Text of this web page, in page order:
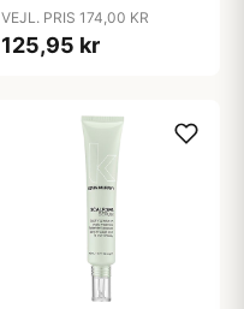
VEJL. PRIS 174,00 KR
125,95 kr